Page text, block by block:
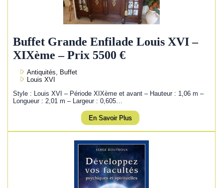
Buffet Grande Enfilade Louis XVI –
XIXème – Prix 5500 €
Antiquités, Buffet
Louis XVI
Style : Louis XVI – Période XIXème et avant – Hauteur : 1,06 m –
Longueur : 2,01 m – Largeur : 0,605…
En Savoir Plus